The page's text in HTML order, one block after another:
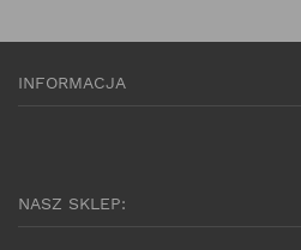
INFORMACJA
NASZ SKLEP: